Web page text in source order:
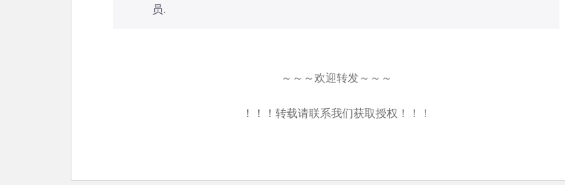
员.
～～～欢迎转发～～～
！！！转载请联系我们获取授权！！！